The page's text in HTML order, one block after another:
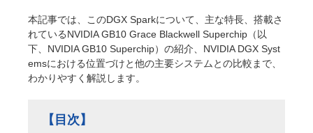
本記事では、このDGX Sparkについて、主な特長、搭載さ
れているNVIDIA GB10 Grace Blackwell Superchip（以
下、NVIDIA GB10 Superchip）の紹介、NVIDIA DGX Syst
emsにおける位置づけと他の主要システムとの比較まで、
わかりやすく解説します。
【目次】